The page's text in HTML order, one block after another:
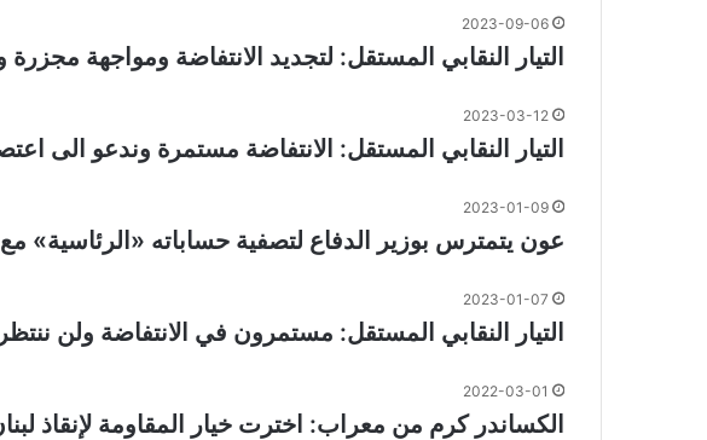
2023-09-06
التيار النقابي المستقل: لتجديد الانتفاضة ومواجهة مجزرة
2023-03-12
التيار النقابي المستقل: الانتفاضة مستمرة وندعو الى
2023-01-09
عون يتمترس بوزير الدفاع لتصفية حساباته «الرئاسية»
2023-01-07
التيار النقابي المستقل: مستمرون في الانتفاضة ولن
2022-03-01
الكساندر كرم من معراب: اخترت خيار المقاومة لإنقاذ